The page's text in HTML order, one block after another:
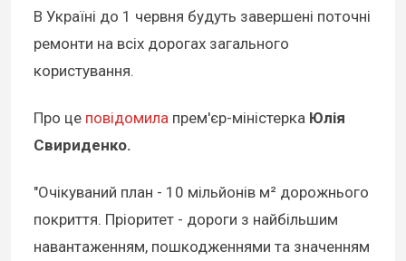
В Україні до 1 червня будуть завершені поточні
ремонти на всіх дорогах загального
користування.
Про це повідомила прем'єр-міністерка Юлія
Свириденко.
"Очікуваний план - 10 мільйонів м² дорожнього
покриття. Пріоритет - дороги з найбільшим
навантаженням, пошкодженнями та значенням